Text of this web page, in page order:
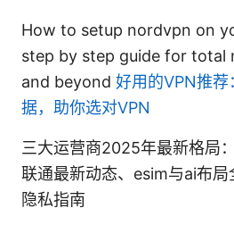
How to setup nordvpn on
step by step guide for
and beyond 好用的VPN推荐
据，助你选对VPN
三大运营商2025年最新格局
联通最新动态、esim与ai布局
隐私指南